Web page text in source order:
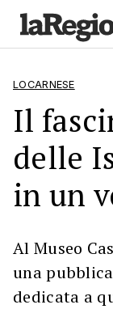
LOCARNESE
Il
delle
in un
Al Museo
una
dedicata a